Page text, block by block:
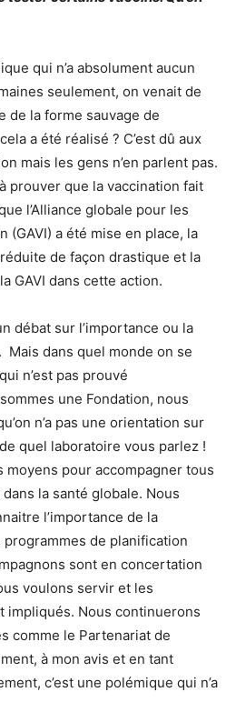
qui n’a absolument aucun
seulement, on venait de
de la forme sauvage de
a été réalisé ? C’est dû aux
mais les gens n’en parlent pas.
prouver que la vaccination fait
l’Alliance globale pour les
(GAVI) a été mise en place, la
de façon drastique et la
GAVI dans cette action.
débat sur l’importance ou la
Mais dans quel monde on se
n’est pas prouvé
une Fondation, nous
n’a pas une orientation sur
quel laboratoire vous parlez !
moyens pour accompagner tous
la santé globale. Nous
l’importance de la
de planification
sont en concertation
voulons servir et les
impliqués. Nous continuerons
comme le Partenariat de
à mon avis et en tant
c’est une polémique qui n’a